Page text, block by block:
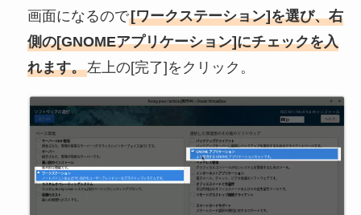
画面になるので[ワークステーション]を選び、右
側の[GNOMEアプリケーション]にチェックを入
れます。左上の[完了]をクリック。